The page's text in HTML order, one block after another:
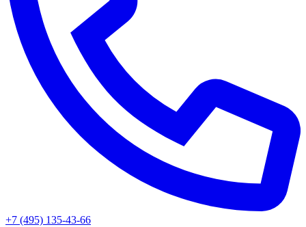
+7 (495) 135-43-66